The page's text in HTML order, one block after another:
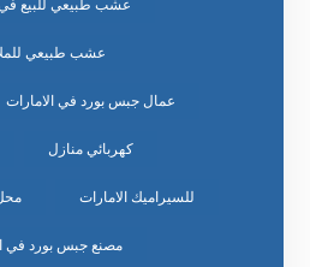
عشب طبيعي للبيع في
عشب طبيعي
عمال جبس بورد في الامارات
كهربائي منازل
للسيراميك الامارات
مصنع جبس بورد في